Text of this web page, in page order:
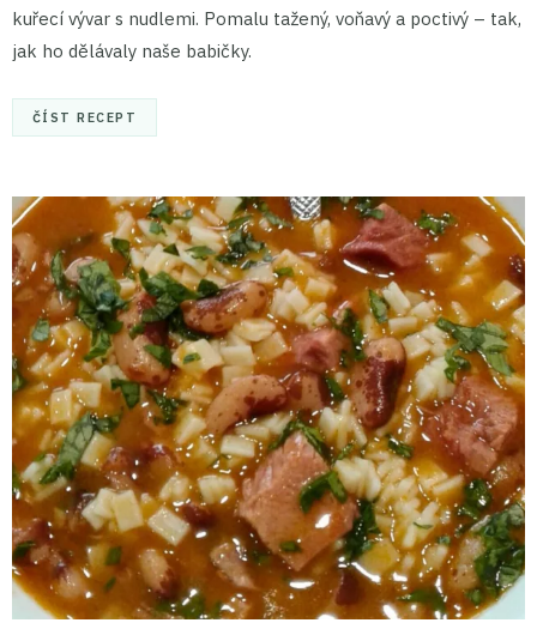
kuřecí vývar s nudlemi. Pomalu tažený, voňavý a poctivý – tak,
jak ho dělávaly naše babičky.
ČÍST RECEPT